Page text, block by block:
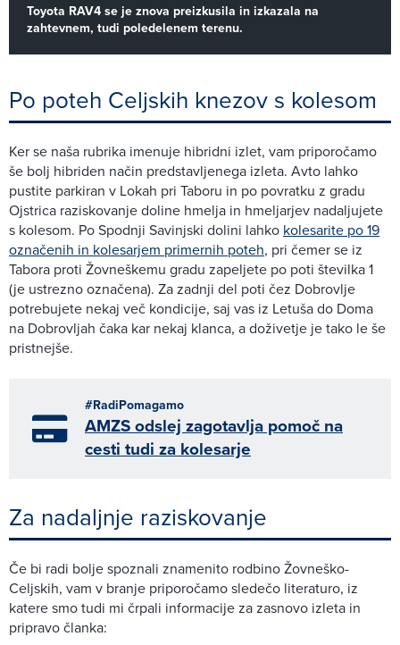
Toyota RAV4 se je znova preizkusila in izkazala na
zahtevnem, tudi poledelenem terenu.
Po poteh Celjskih knezov s kolesom
Ker se naša rubrika imenuje hibridni izlet, vam priporočamo
še bolj hibriden način predstavljenega izleta. Avto lahko
pustite parkiran v Lokah pri Taboru in po povratku z gradu
Ojstrica raziskovanje doline hmelja in hmeljarjev nadaljujete
s kolesom. Po Spodnji Savinjski dolini lahko kolesarite po 19
označenih in kolesarjem primernih poteh, pri čemer se iz
Tabora proti Žovneškemu gradu zapeljete po poti številka 1
(je ustrezno označena). Za zadnji del poti čez Dobrovlje
potrebujete nekaj več kondicije, saj vas iz Letuša do Doma
na Dobrovljah čaka kar nekaj klanca, a doživetje je tako le še
pristnejše.
#RadiPomagamo
AMZS odslej zagotavlja pomoč na
cesti tudi za kolesarje
Za nadaljnje raziskovanje
Če bi radi bolje spoznali znamenito rodbino Žovneško-
Celjskih, vam v branje priporočamo sledečo literaturo, iz
katere smo tudi mi črpali informacije za zasnovo izleta in
pripravo članka: